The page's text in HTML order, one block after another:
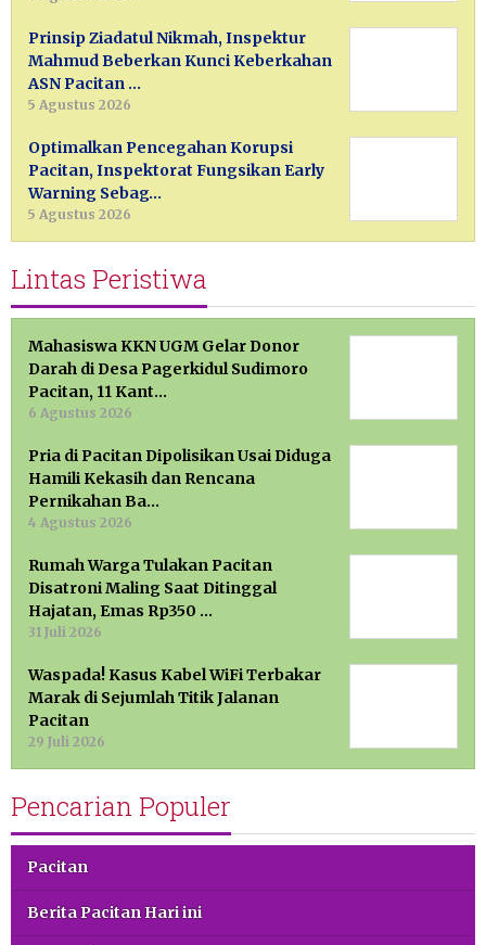
Prinsip Ziadatul Nikmah, Inspektur
Mahmud Beberkan Kunci Keberkahan
ASN Pacitan …
5 Agustus 2026
Optimalkan Pencegahan Korupsi
Pacitan, Inspektorat Fungsikan Early
Warning Sebag…
5 Agustus 2026
Lintas Peristiwa
Mahasiswa KKN UGM Gelar Donor
Darah di Desa Pagerkidul Sudimoro
Pacitan, 11 Kant…
6 Agustus 2026
Pria di Pacitan Dipolisikan Usai Diduga
Hamili Kekasih dan Rencana
Pernikahan Ba…
4 Agustus 2026
Rumah Warga Tulakan Pacitan
Disatroni Maling Saat Ditinggal
Hajatan, Emas Rp350 …
31 Juli 2026
Waspada! Kasus Kabel WiFi Terbakar
Marak di Sejumlah Titik Jalanan
Pacitan
29 Juli 2026
Pencarian Populer
Pacitan
Berita Pacitan Hari ini